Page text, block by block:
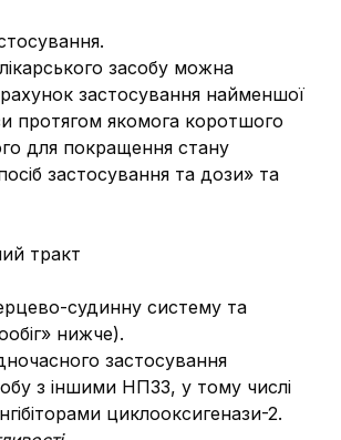
лікарського засобу можна
рахунок застосування найменшої
протягом якомога коротшого
для покращення стану
застосування та дози» та
тракт
судинну систему та
нижче).
застосування
з іншими НПЗЗ, у тому числі
циклооксигенази-2.